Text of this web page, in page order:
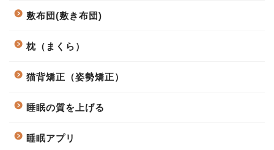
敷布団(敷き布団)
枕（まくら）
猫背矯正（姿勢矯正）
睡眠の質を上げる
睡眠アプリ